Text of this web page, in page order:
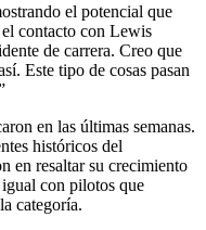
el potencial que
contacto con Lewis
de carrera. Creo que
Este tipo de cosas pasan
en las últimas semanas.
históricos del
en resaltar su crecimiento
con pilotos que
categoría.